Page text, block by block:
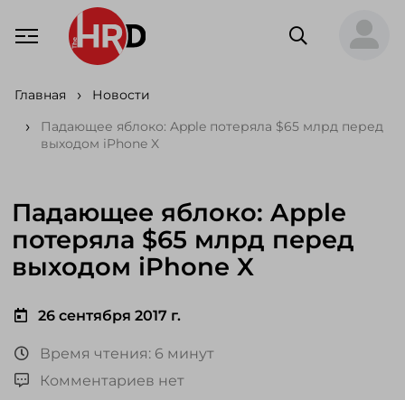
Главная
Новости
Падающее яблоко: Apple потеряла $65 млрд перед
выходом iPhone X
Падающее яблоко: Apple
потеряла $65 млрд перед
выходом iPhone X
26 сентября 2017 г.
Время чтения: 6 минут
Комментариев нет